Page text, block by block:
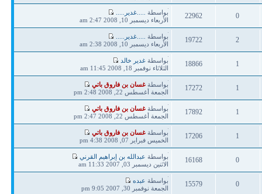
ردود
مشاهدات
0
ردود
22962
مشاهدات
آخر
مشاركة
بواسطة
.....غدير.....
الأربعاء ديسمبر 10, 2008 2:47 am
2
ردود
19722
مشاهدات
آخر
مشاركة
بواسطة
.....غدير.....
الأربعاء ديسمبر 10, 2008 2:38 am
1
ردود
18866
مشاهدات
آخر
مشاركة
بواسطةغدير خالد
الثلاثاء نوفمبر 18, 2008 11:45 am
1
ردود
17272
مشاهدات
آخر
مشاركة
بواسطةغسان بن فاروق باتي
الجمعة أغسطس 22, 2008 2:48 pm
1
ردود
17892
مشاهدات
آخر
مشاركة
بواسطةغسان بن فاروق باتي
الجمعة أغسطس 22, 2008 2:47 pm
1
ردود
17206
مشاهدات
آخر
مشاركة
بواسطةغسان بن فاروق باتي
الخميس فبراير 07, 2008 4:38 pm
0
ردود
16168
مشاهدات
آخر
مشاركة
بواسطة عبدالله بن إبراهيم القرني
الاثنين ديسمبر 03, 2007 11:33 am
0
15579
آخر
مشاركة
بواسطة عبده
الجمعة نوفمبر 30, 2007 9:05 pm